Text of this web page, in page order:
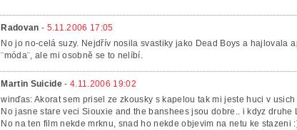
Radovan - 5.11.2006 17:05
No jo no-celá suzy. Nejdřív nosila svastiky jako Dead Boys a hajlovala
¨móda¨, ale mi osobně se to nelíbí.
Martin Suicide -4.11.2006 19:02
winďas: Akorat sem prisel ze zkousky s kapelou tak mi jeste huci v usich
No jasne stare veci Siouxie and the banshees jsou dobre.. i kdyz
No na ten film nekde mrknu, snad ho nekde objevim na netu ke